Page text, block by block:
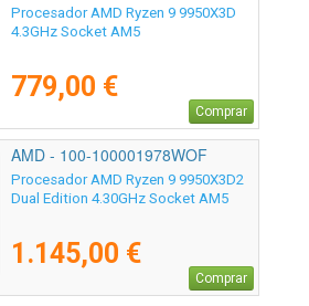
Procesador AMD Ryzen 9 9950X3D
4.3GHz Socket AM5
779,00 €
Comprar
AMD - 100-100001978WOF
Procesador AMD Ryzen 9 9950X3D2
Dual Edition 4.30GHz Socket AM5
1.145,00 €
Comprar